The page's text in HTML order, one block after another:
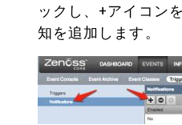
ックし、+アイコン